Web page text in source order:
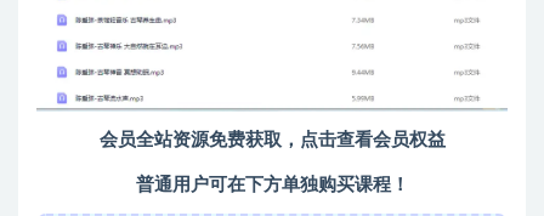
会员全站资源免费获取，点击查看会员权益
普通用户可在下方单独购买课程！